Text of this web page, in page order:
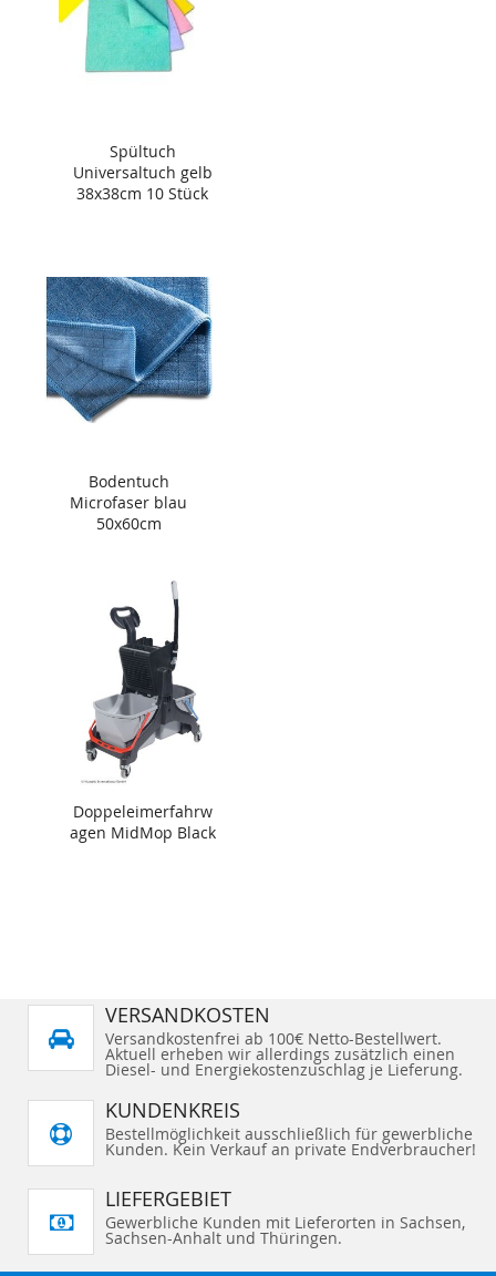
Spültuch
Universaltuch gelb
38x38cm 10 Stück
Bodentuch
Microfaser blau
50x60cm
Doppeleimerfahrw
agen MidMop Black
VERSANDKOSTEN
Versandkostenfrei ab 100€ Netto-Bestellwert.
Aktuell erheben wir allerdings zusätzlich einen
Diesel- und Energiekostenzuschlag je Lieferung.
KUNDENKREIS
Bestellmöglichkeit ausschließlich für gewerbliche
Kunden. Kein Verkauf an private Endverbraucher!
LIEFERGEBIET
Gewerbliche Kunden mit Lieferorten in Sachsen,
Sachsen-Anhalt und Thüringen.